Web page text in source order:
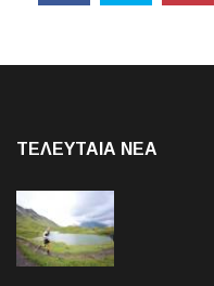
ΤΕΛΕΥΤΑΙΑ NEA